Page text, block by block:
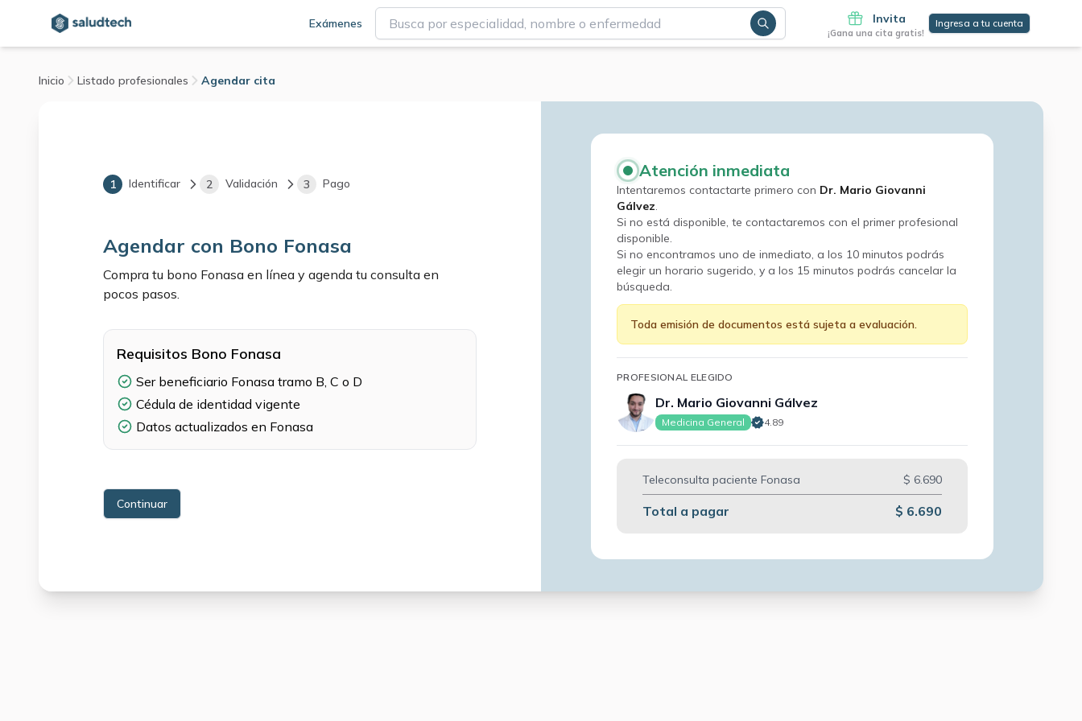
Exámenes Invita
¡Gana una cita gratis!
Ingresa a tu cuenta
Inicio Listado profesionales Agendar cita
1 Identificar 2 Validación 3 Pago
Agendar con Bono Fonasa
Compra tu bono Fonasa en línea y agenda tu consulta en
pocos pasos.
Requisitos Bono Fonasa
Ser beneficiario Fonasa tramo B, C o D
Cédula de identidad vigente
Datos actualizados en Fonasa
Continuar
Atención inmediata
Intentaremos contactarte primero con Dr. Mario Giovanni
Gálvez.
Si no está disponible, te contactaremos con el primer profesional
disponible.
Si no encontramos uno de inmediato, a los 10 minutos podrás
elegir un horario sugerido, y a los 15 minutos podrás cancelar la
búsqueda.
Toda emisión de documentos está sujeta a evaluación.
PROFESIONAL ELEGIDO
Dr. Mario Giovanni Gálvez
Medicina General 4.89
Teleconsulta paciente Fonasa $ 6.690
Total a pagar $ 6.690